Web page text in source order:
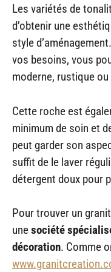
Les variétés de
d’obtenir une
style
vos besoins, vous
moderne, rustique
Cette roche est
minimum de soin et
peut garder son
suffit de le laver
détergent doux pour
Pour trouver un
unesociété
décoration. Comme